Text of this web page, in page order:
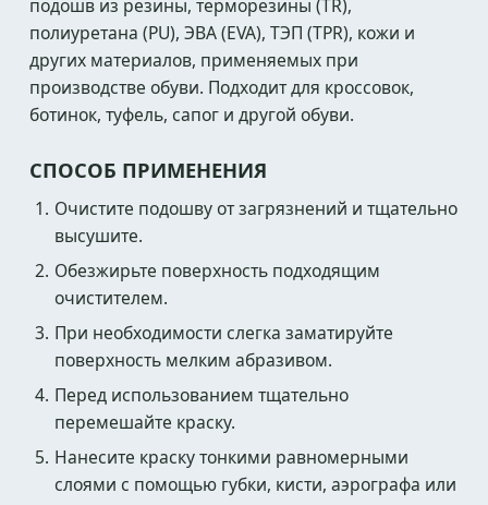
подошв из резины, терморезины (TR),
полиуретана (PU), ЭВА (EVA), ТЭП (TPR), кожи и
других материалов, применяемых при
производстве обуви. Подходит для кроссовок,
ботинок, туфель, сапог и другой обуви.
СПОСОБ ПРИМЕНЕНИЯ
Очистите подошву от загрязнений и тщательно
высушите.
Обезжирьте поверхность подходящим
очистителем.
При необходимости слегка заматируйте
поверхность мелким абразивом.
Перед использованием тщательно
перемешайте краску.
Нанесите краску тонкими равномерными
слоями с помощью губки, кисти, аэрографа или